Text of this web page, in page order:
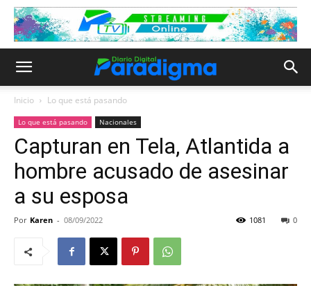
Inicio Lo que está pasando
Lo que está pasando Nacionales
Capturan en Tela, Atlantida a
hombre acusado de asesinar
a su esposa
Por Karen - 08/09/2022 0
1081